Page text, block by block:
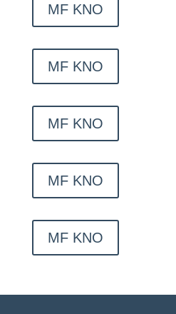
MF KNO
MF KNO
MF KNO
MF KNO
MF KNO